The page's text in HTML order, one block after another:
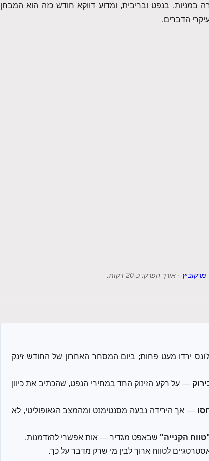
בנפט ובריבית, ומדוע דווקא חודש כזה הוא המבחן
הדברים.
· אורך הפרק: כ-20 דקות.
ירדו מעט פחות; ביום המסחר האחרון של החודש זינק
— על רקע הזינוק החד במחירי הנפט, שהכתיב את כיוון
— אך הירידה נבעה מסנטימנט ומהמצב הגאופוליטי, לא
הקנייה" שבאפט מגדיר — אות אפשרי להזדמנות.
לטווח ארוך לבין מי שרק מדבר על כך.